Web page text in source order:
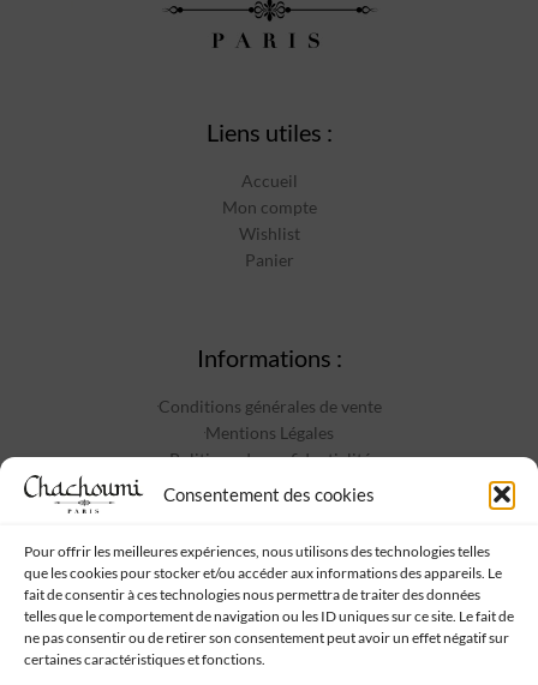
Consentement des cookies
Pour offrir les meilleures expériences, nous utilisons des technologies telles
que les cookies pour stocker et/ou accéder aux informations des appareils. Le
fait de consentir à ces technologies nous permettra de traiter des données
telles que le comportement de navigation ou les ID uniques sur ce site. Le fait de
ne pas consentir ou de retirer son consentement peut avoir un effet négatif sur
certaines caractéristiques et fonctions.
Liens utiles :
Accueil
Mon compte
Wishlist
Panier
Informations :
Conditions générales de vente
Mentions Légales
Politique de confidentialité
Contact
Suivez-nous :